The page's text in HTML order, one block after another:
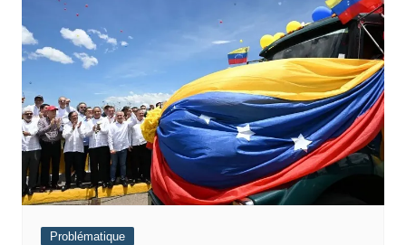
Problématique